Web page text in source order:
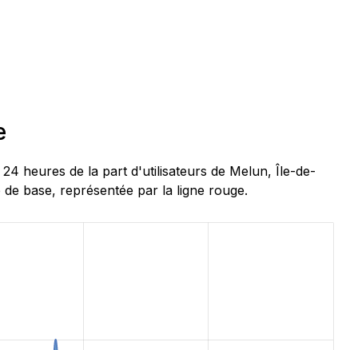
heures de la part d'utilisateurs de Melun, Île-de-
base, représentée par la ligne rouge.